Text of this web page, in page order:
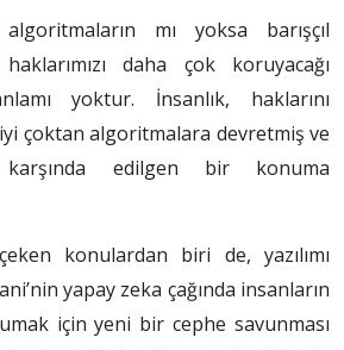
mı yoksa barışçıl
daha çok koruyacağı
yoktur. İnsanlık, haklarını
çoktan algoritmalara devretmiş ve
edilgen bir konuma
konulardan biri de, yazılımı
yapay zeka çağında insanların
için yeni bir cephe savunması